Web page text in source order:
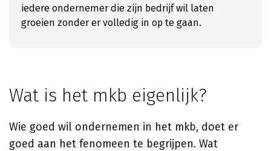
iedere ondernemer die zijn bedrijf wil laten
groeien zonder er volledig in op te gaan.
Wat is het mkb eigenlijk?
Wie goed wil ondernemen in het mkb, doet er
goed aan het fenomeen te begrijpen. Wat